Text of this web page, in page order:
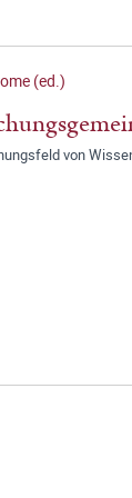
(ed.)
von